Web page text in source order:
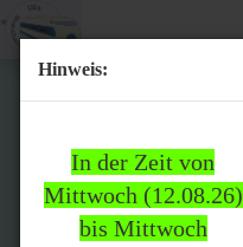
Hinweis:
In der Zeit von
Mittwoch (12.08.26)
bis Mittwoch
Bitte
beachten: